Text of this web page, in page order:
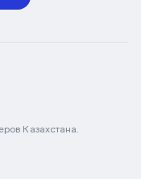
Казахстана.